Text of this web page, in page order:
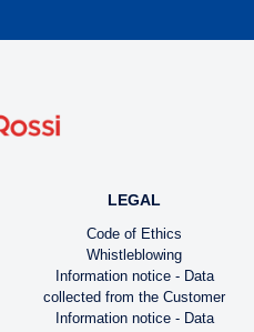
LEGAL
Code of Ethics
Whistleblowing
Information notice - Data
collected from the Customer
Information notice - Data